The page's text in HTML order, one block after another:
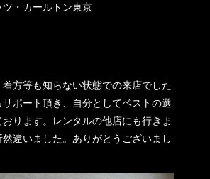
・カールトン東京
方等も知らない状態での来店でした
ポート頂き、自分としてベストの選
ります。レンタルの他店にも行きま
違いました。ありがとうございまし